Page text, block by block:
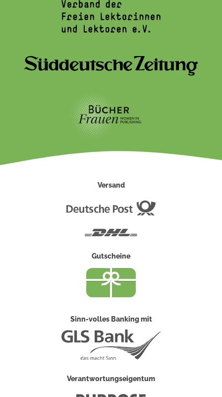
Versand
Gutscheine
Sinn-volles Banking mit
Verantwortungseigentum